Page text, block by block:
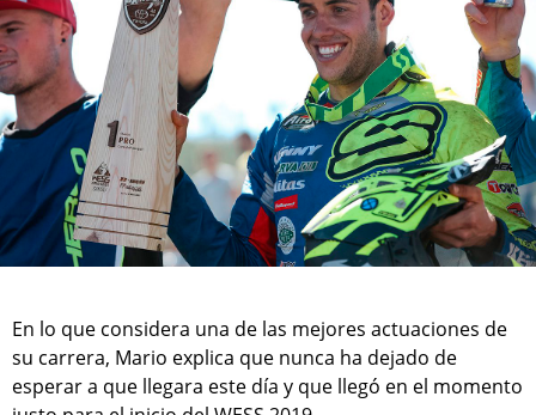
En lo que considera una de las mejores actuaciones de
su carrera, Mario explica que nunca ha dejado de
esperar a que llegara este día y que llegó en el momento